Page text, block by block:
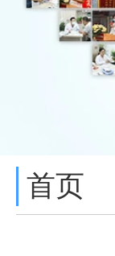
首页